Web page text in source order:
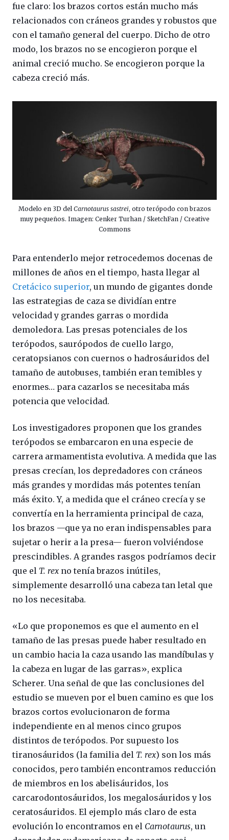
fue claro: los brazos cortos están mucho más
relacionados con cráneos grandes y robustos que
con el tamaño general del cuerpo. Dicho de otro
modo, los brazos no se encogieron porque el
animal creció mucho. Se encogieron porque la
cabeza creció más.
Modelo en 3D del Carnotaurus sastrei, otro terópodo con brazos
muy pequeños. Imagen: Cenker Turhan / SketchFan / Creative
Commons
Para entenderlo mejor retrocedemos docenas de
millones de años en el tiempo, hasta llegar al
Cretácico superior, un mundo de gigantes donde
las estrategias de caza se dividían entre
velocidad y grandes garras o mordida
demoledora. Las presas potenciales de los
terópodos, saurópodos de cuello largo,
ceratopsianos con cuernos o hadrosáuridos del
tamaño de autobuses, también eran temibles y
enormes… para cazarlos se necesitaba más
potencia que velocidad.
Los investigadores proponen que los grandes
terópodos se embarcaron en una especie de
carrera armamentista evolutiva. A medida que las
presas crecían, los depredadores con cráneos
más grandes y mordidas más potentes tenían
más éxito. Y, a medida que el cráneo crecía y se
convertía en la herramienta principal de caza,
los brazos —que ya no eran indispensables para
sujetar o herir a la presa— fueron volviéndose
prescindibles. A grandes rasgos podríamos decir
que el T. rex no tenía brazos inútiles,
simplemente desarrolló una cabeza tan letal que
no los necesitaba.
«Lo que proponemos es que el aumento en el
tamaño de las presas puede haber resultado en
un cambio hacia la caza usando las mandíbulas y
la cabeza en lugar de las garras», explica
Scherer. Una señal de que las conclusiones del
estudio se mueven por el buen camino es que los
brazos cortos evolucionaron de forma
independiente en al menos cinco grupos
distintos de terópodos. Por supuesto los
tiranosáuridos (la familia del T. rex) son los más
conocidos, pero también encontramos reducción
de miembros en los abelisáuridos, los
carcarodontosáuridos, los megalosáuridos y los
ceratosáuridos. El ejemplo más claro de esta
evolución lo encontramos en el Carnotaurus, un